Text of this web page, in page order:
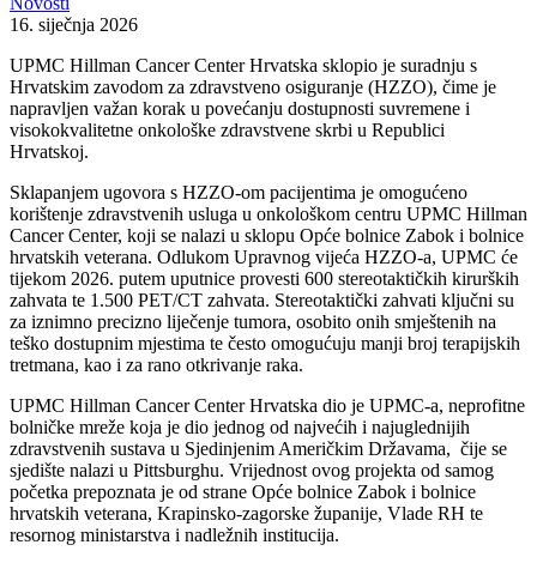
16. siječnja 2026
UPMC Hillman Cancer Center Hrvatska sklopio je suradnju s
Hrvatskim zavodom za zdravstveno osiguranje (HZZO), čime je
napravljen važan korak u povećanju dostupnosti suvremene i
visokokvalitetne onkološke zdravstvene skrbi u Republici
Hrvatskoj.
Sklapanjem ugovora s HZZO-om pacijentima je omogućeno
korištenje zdravstvenih usluga u onkološkom centru UPMC Hillman
Cancer Center, koji se nalazi u sklopu Opće bolnice Zabok i bolnice
hrvatskih veterana. Odlukom Upravnog vijeća HZZO-a, UPMC će
tijekom 2026. putem uputnice provesti 600 stereotaktičkih kirurških
zahvata te 1.500 PET/CT zahvata. Stereotaktički zahvati ključni su
za iznimno precizno liječenje tumora, osobito onih smještenih na
teško dostupnim mjestima te često omogućuju manji broj terapijskih
tretmana, kao i za rano otkrivanje raka.
UPMC Hillman Cancer Center Hrvatska dio je UPMC-a, neprofitne
bolničke mreže koja je dio jednog od najvećih i najuglednijih
zdravstvenih sustava u Sjedinjenim Američkim Državama, čije se
sjedište nalazi u Pittsburghu. Vrijednost ovog projekta od samog
početka prepoznata je od strane Opće bolnice Zabok i bolnice
hrvatskih veterana, Krapinsko-zagorske županije, Vlade RH te
resornog ministarstva i nadležnih institucija.